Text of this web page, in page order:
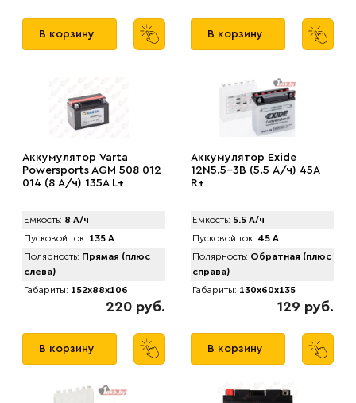
В корзину В корзину
Аккумулятор Varta
Powersports AGM 508 012
014 (8 А/ч) 135A L+
Емкость: 8 А/ч
Пусковой ток: 135 А
Полярность: Прямая (плюс
слева)
Габариты: 152x88x106
220 руб.
В корзину
Аккумулятор Exide
12N5.5-3B (5.5 А/ч) 45А
R+
Емкость: 5.5 А/ч
Пусковой ток: 45 А
Полярность: Обратная (плюс
справа)
Габариты: 130x60x135
129 руб.
В корзину